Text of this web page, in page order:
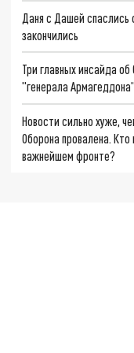
Даня с Дашей
закончились
Три главных инсайда
"генерала
Новости сильно хуже,
Оборона провалена. Кто
важнейшем фронте?